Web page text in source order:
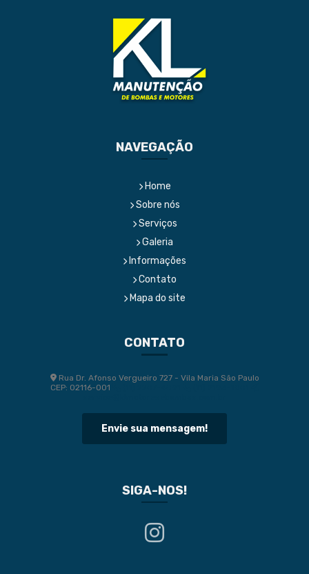
NAVEGAÇÃO
Home
Sobre nós
Serviços
Galeria
Informações
Contato
Mapa do site
CONTATO
Rua Dr. Afonso Vergueiro 727 - Vila Maria São Paulo
CEP: 02116-001
Envie sua mensagem!
SIGA-NOS!